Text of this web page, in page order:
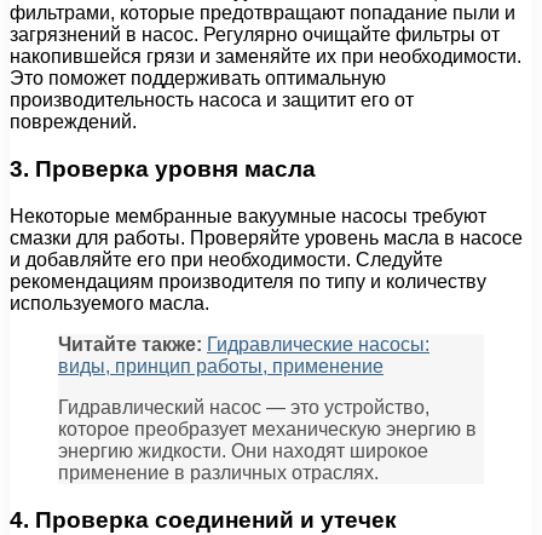
фильтрами, которые предотвращают попадание пыли и
загрязнений в насос. Регулярно очищайте фильтры от
накопившейся грязи и заменяйте их при необходимости.
Это поможет поддерживать оптимальную
производительность насоса и защитит его от
повреждений.
3. Проверка уровня масла
Некоторые мембранные вакуумные насосы требуют
смазки для работы. Проверяйте уровень масла в насосе
и добавляйте его при необходимости. Следуйте
рекомендациям производителя по типу и количеству
используемого масла.
Читайте также: Гидравлические насосы:
виды, принцип работы, применение
Гидравлический насос — это устройство,
которое преобразует механическую энергию в
энергию жидкости. Они находят широкое
применение в различных отраслях.
4. Проверка соединений и утечек